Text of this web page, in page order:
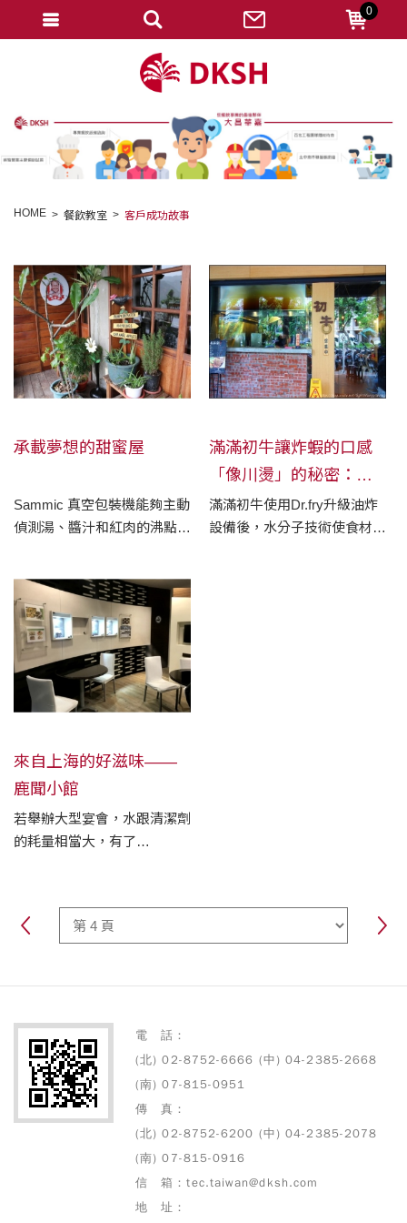
HOME 餐飲教室 客戶成功故事
承載夢想的甜蜜屋
Sammic 真空包裝機能夠主動
偵測湯、醬汁和紅肉的沸點，
沸騰而溢出！
滿滿初牛讓炸蝦的口感
「像川燙」的秘密：
Dr.Fry
滿滿初牛使用Dr.fry升級油炸
設備後，水分子技術使食材更
來自上海的好滋味——
鹿聞小館
若舉辦大型宴會，水跟清潔劑
的耗量相當大，有了
電 話：
(北) 02-8752-6666 (中) 04-2385-2668
(南) 07-815-0951
傳 真：
(北) 02-8752-6200 (中) 04-2385-2078
(南) 07-815-0916
信 箱：tec.taiwan@dksh.com
地 址：
0
忘記密碼
變更密碼
我的收藏
匯款通知
會員登出